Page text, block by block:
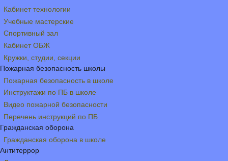
Кабинет технологии
Учебные мастерские
Спортивный зал
Кабинет ОБЖ
Кружки, студии, секции
Пожарная безопасность школы
Пожарная безопасность в школе
Инструктажи по ПБ в школе
Видео пожарной безопасности
Перечень инструкций по ПБ
Гражданская оборона
Гражданская оборона в школе
Антитеррор